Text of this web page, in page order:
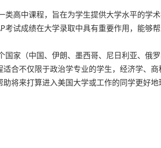
类高中课程，旨在为学生提供大学水平的
考试成绩在大学录取中具有重要作用，能够
国家（中国、伊朗、墨西哥、尼日利亚、
合不仅限于政治学专业的学生，经济学、
将来打算进入美国大学或工作的同学更好地